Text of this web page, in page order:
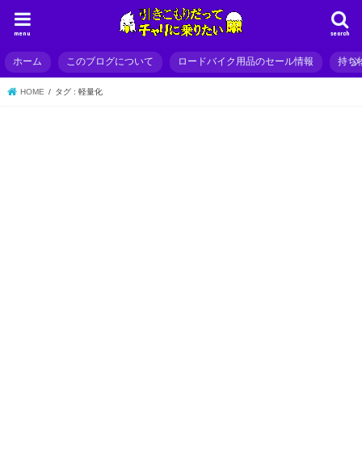
search
menu
ホーム このブログについて ロードバイク用品のセール情報 持ち
HOME タグ : 軽量化